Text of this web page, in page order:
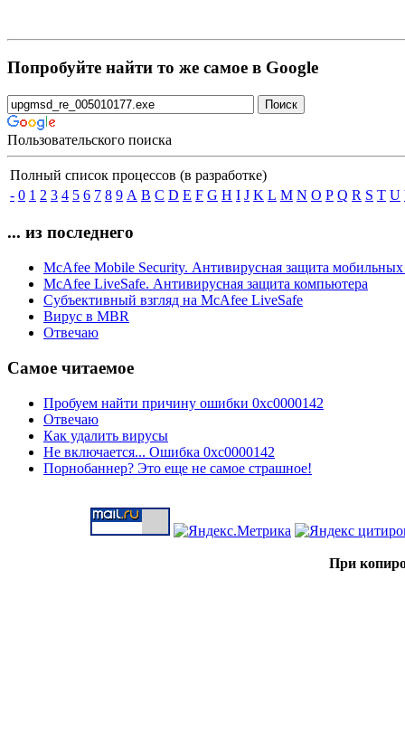
Попробуйте найти то же самое в Google
Пользовательского поиска
Полный список процессов (в разработке)
- 0 1 2 3 4 5 6 7 8 9 A B C D E F G H I J K L M N O P Q R S T U
... из последнего
McAfee Mobile Security. Антивирусная защита мобильных
McAfee LiveSafe. Антивирусная защита компьютера
Субъективный взгляд на McAfee LiveSafe
Вирус в MBR
Отвечаю
Самое читаемое
Пробуем найти причину ошибки 0xc0000142
Отвечаю
Как удалить вирусы
Не включается... Ошибка 0xc0000142
Порнобаннер? Это еще не самое страшное!
При